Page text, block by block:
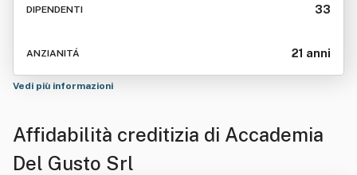
DIPENDENTI 33
ANZIANITÁ 21 anni
Vedi più informazioni
Affidabilità creditizia di Accademia
Del Gusto Srl